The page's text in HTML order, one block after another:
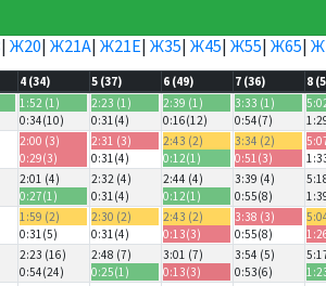
| Ж20| Ж21А| Ж21Е| Ж35| Ж45| Ж55| Ж65|
4 (34) 5 (37) 6 (49) 7 (36) 8
1:52 (1)
0:34(10)
2:23 (1)
0:31(4)
2:39 (1)
0:16(12)
3:33 (1)
0:54(7)
2:00 (3)
0:29(3)
2:31 (3)
0:31(4)
2:43 (2)
0:12(1)
3:34 (2)
0:51(3)
2:01 (4)
0:27(1)
2:32 (4)
0:31(4)
2:44 (4)
0:12(1)
3:39 (4)
0:55(8)
1:59 (2)
0:31(5)
2:30 (2)
0:31(4)
2:43 (2)
0:13(3)
3:38 (3)
0:55(8)
2:23 (16)
0:54(24)
2:48 (7)
0:25(1)
3:01 (7)
0:13(3)
3:54 (5)
0:53(6)